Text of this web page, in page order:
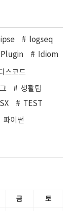
logseq
Plugin Idiom
스코드
생활팁
TEST
파이썬
금 토